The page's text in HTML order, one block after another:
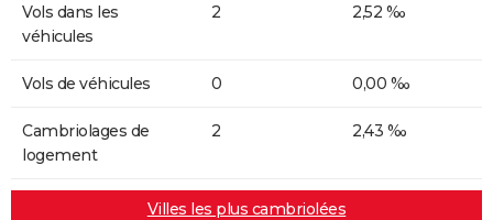
Vols dans les
véhicules
2 2,52 ‰
Vols de véhicules 0 0,00 ‰
Cambriolages de
logement
2 2,43 ‰
Villes les plus cambriolées